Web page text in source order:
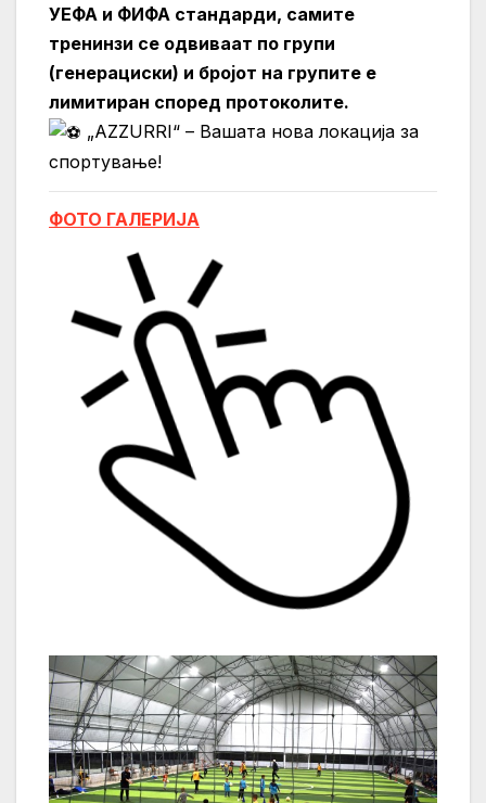
УЕФА и ФИФА стандарди, самите
тренинзи се одвиваат по групи
(генерациски) и бројот на групите е
лимитиран според протоколите.
„AZZURRI“ – Вашата нова локација за
спортување!
ФОТО ГАЛЕРИЈА